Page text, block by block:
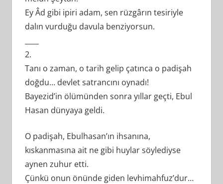
Ey Âd gibi ipiri adam, sen rüzgârın tesiriyle
dalın vurduğu davula benziyorsun.
2.
Tanı o zaman, o tarih gelip çatınca o padişah
doğdu… devlet satrancını oynadı!
Bayezid’in ölümünden sonra yıllar geçti, Ebul
Hasan dünyaya geldi.
O padişah, Ebulhasan’ın ihsanına,
kıskanmasına ait ne gibi huylar söylediyse
aynen zuhur etti.
Çünkü onun önünde giden levhimahfuz’dur…